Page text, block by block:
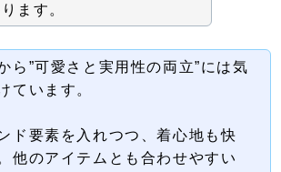
ます。
ら”可愛さと実用性の両立”には気
ています。
ド要素を入れつつ、着心地も快
他のアイテムとも合わせやすい